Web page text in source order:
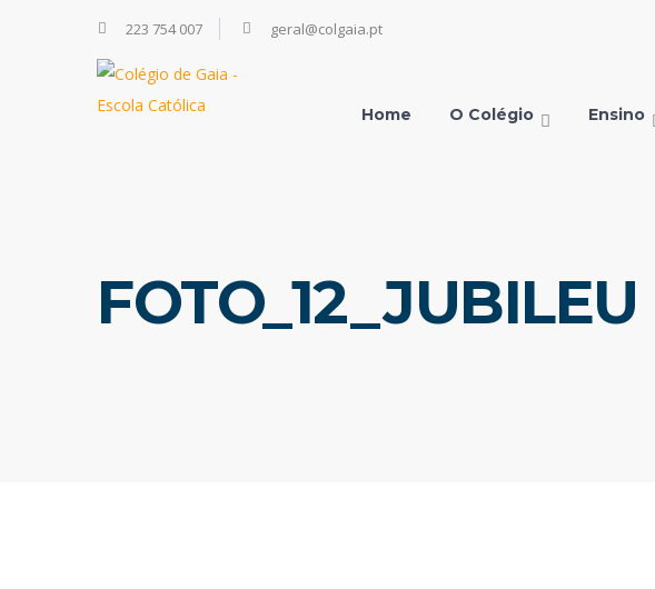
223 754 007 geral@colgaia.pt
Home O Colégio Ensino
FOTO_12_JUBILEU